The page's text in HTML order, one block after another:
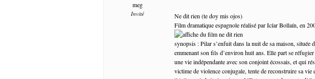
meg
Invité
Ne dit rien (te doy mis ojos)
Film dramatique espagnole réalisé par Icíar Bollaín, en
synopsis : Pilar s’enfuit dans la nuit de sa maison, située
emmenant son fils d’environ huit ans. Elle part se
une vie indépendante avec son conjoint écossais, et qui
victime de violence conjugale, tente de reconstruire sa vie